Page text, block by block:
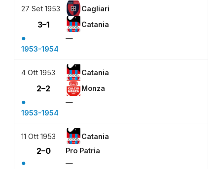
27 Set 1953 Cagliari
3–1 Catania
●
—
1953-1954
4 Ott 1953 Catania
2–2 Monza
●
—
1953-1954
11 Ott 1953 Catania
2–0 Pro Patria
●
—